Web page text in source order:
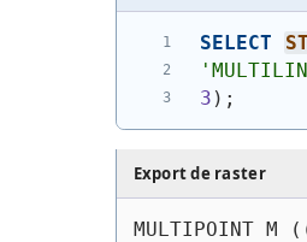
SELECT
3 ) ;
Export de raster
MULTIPOINT